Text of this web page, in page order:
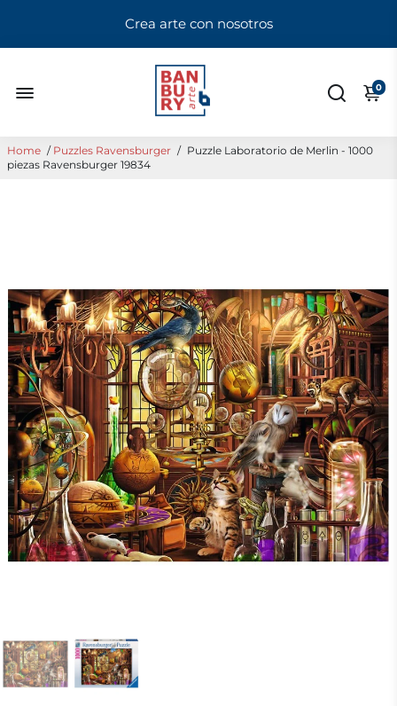
Crea arte con nosotros
0
Home / Puzzles Ravensburger / Puzzle Laboratorio de Merlin - 1000
piezas Ravensburger 19834